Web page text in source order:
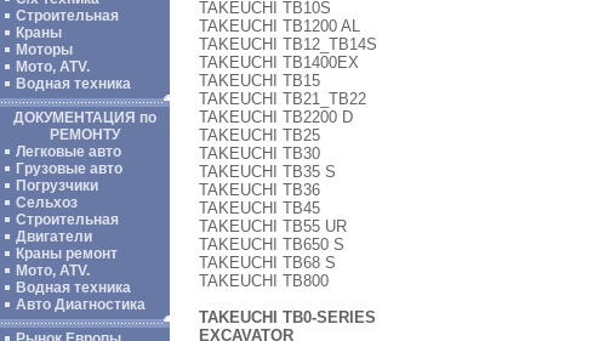
Строительная
Краны
Моторы
Мото, ATV.
Водная техника
ДОКУМЕНТАЦИЯ по
РЕМОНТУ
Легковые авто
Грузовые авто
Погрузчики
Сельхоз
Строительная
Двигатели
Краны ремонт
Мото, ATV.
Водная техника
Авто Диагностика
TAKEUCHI TB10S
TAKEUCHI TB1200 AL
TAKEUCHI TB12_TB14S
TAKEUCHI TB1400EX
TAKEUCHI TB15
TAKEUCHI TB21_TB22
TAKEUCHI TB2200 D
TAKEUCHI TB25
TAKEUCHI TB30
TAKEUCHI TB35 S
TAKEUCHI TB36
TAKEUCHI TB45
TAKEUCHI TB55 UR
TAKEUCHI TB650 S
TAKEUCHI TB68 S
TAKEUCHI TB800
TAKEUCHI TB0-SERIES
EXCAVATOR